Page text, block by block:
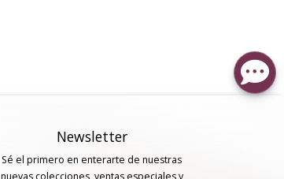
Newsletter
Sé el primero en enterarte de nuestras
nuevas colecciones, ventas especiales y